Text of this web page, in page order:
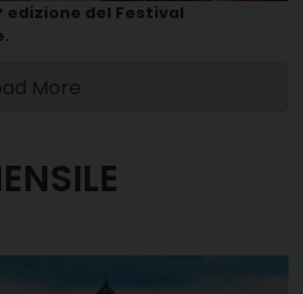
edizione del Festival
More